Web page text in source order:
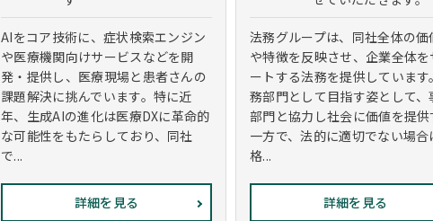
AIをコア技術に、症状検索エンジン
や医療機関向けサービスなどを開
発・提供し、医療現場と患者さんの
課題解決に挑んでいます。特に近
年、生成AIの進化は医療DXに革命的
な可能性をもたらしており、同社
で...
詳細を見る
法務グループは、同社全体の価
や特徴を反映させ、企業全体を
ートする法務を提供しています
務部門として目指す姿として、
部門と協力し社会に価値を提供
一方で、法的に適切でない場合
格...
詳細を見る